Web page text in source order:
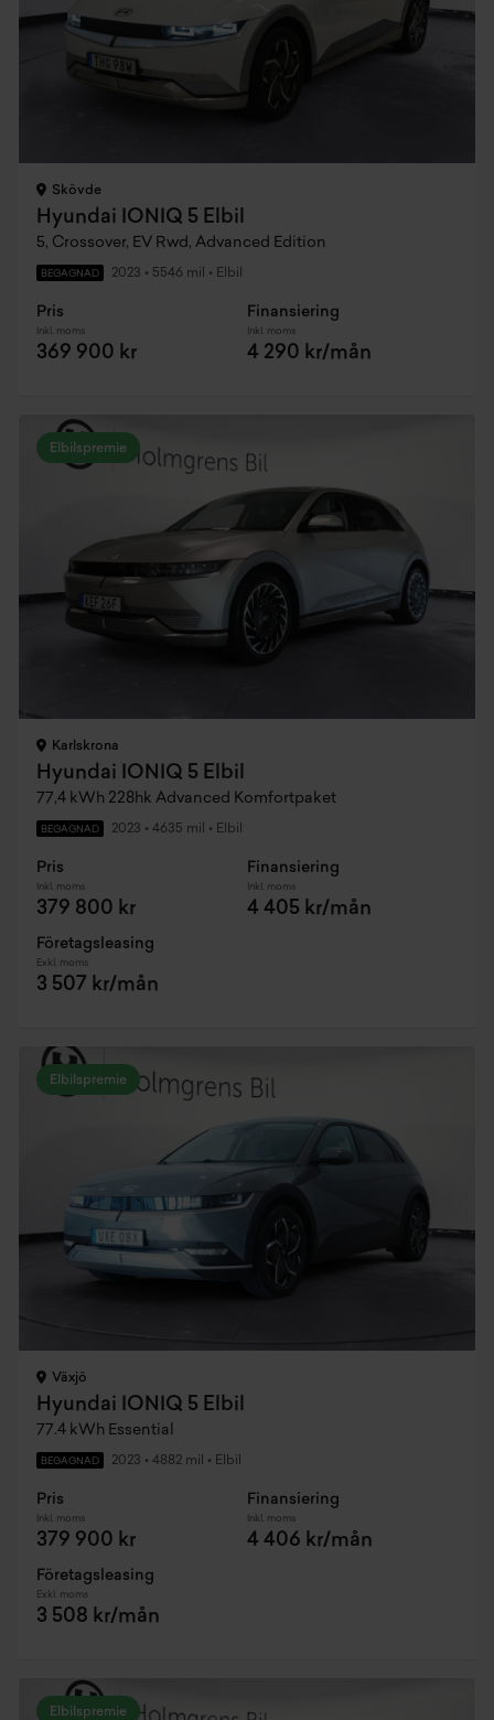
Skövde
Hyundai IONIQ 5 Elbil
5, Crossover, EV Rwd, Advanced Edition
BEGAGNAD 2023 • 5546 mil • Elbil
Pris
Inkl. moms
369 900 kr
Finansiering
Inkl. moms
4 290 kr/mån
Elbilspremie
Karlskrona
Hyundai IONIQ 5 Elbil
77,4 kWh 228hk Advanced Komfortpaket
BEGAGNAD 2023 • 4635 mil • Elbil
Pris
Inkl. moms
379 800 kr
Finansiering
Inkl. moms
4 405 kr/mån
Företagsleasing
Exkl. moms
3 507 kr/mån
Elbilspremie
Växjö
Hyundai IONIQ 5 Elbil
77.4 kWh Essential
BEGAGNAD 2023 • 4882 mil • Elbil
Pris
Inkl. moms
379 900 kr
Finansiering
Inkl. moms
4 406 kr/mån
Företagsleasing
Exkl. moms
3 508 kr/mån
Elbilspremie